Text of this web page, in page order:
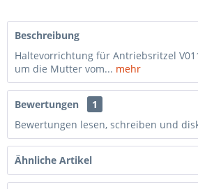
Beschreibung
Haltevorrichtung für Antriebsritzel
um die Mutter vom... mehr
Bewertungen
1
Bewertungen lesen, schreiben und
Ähnliche Artikel